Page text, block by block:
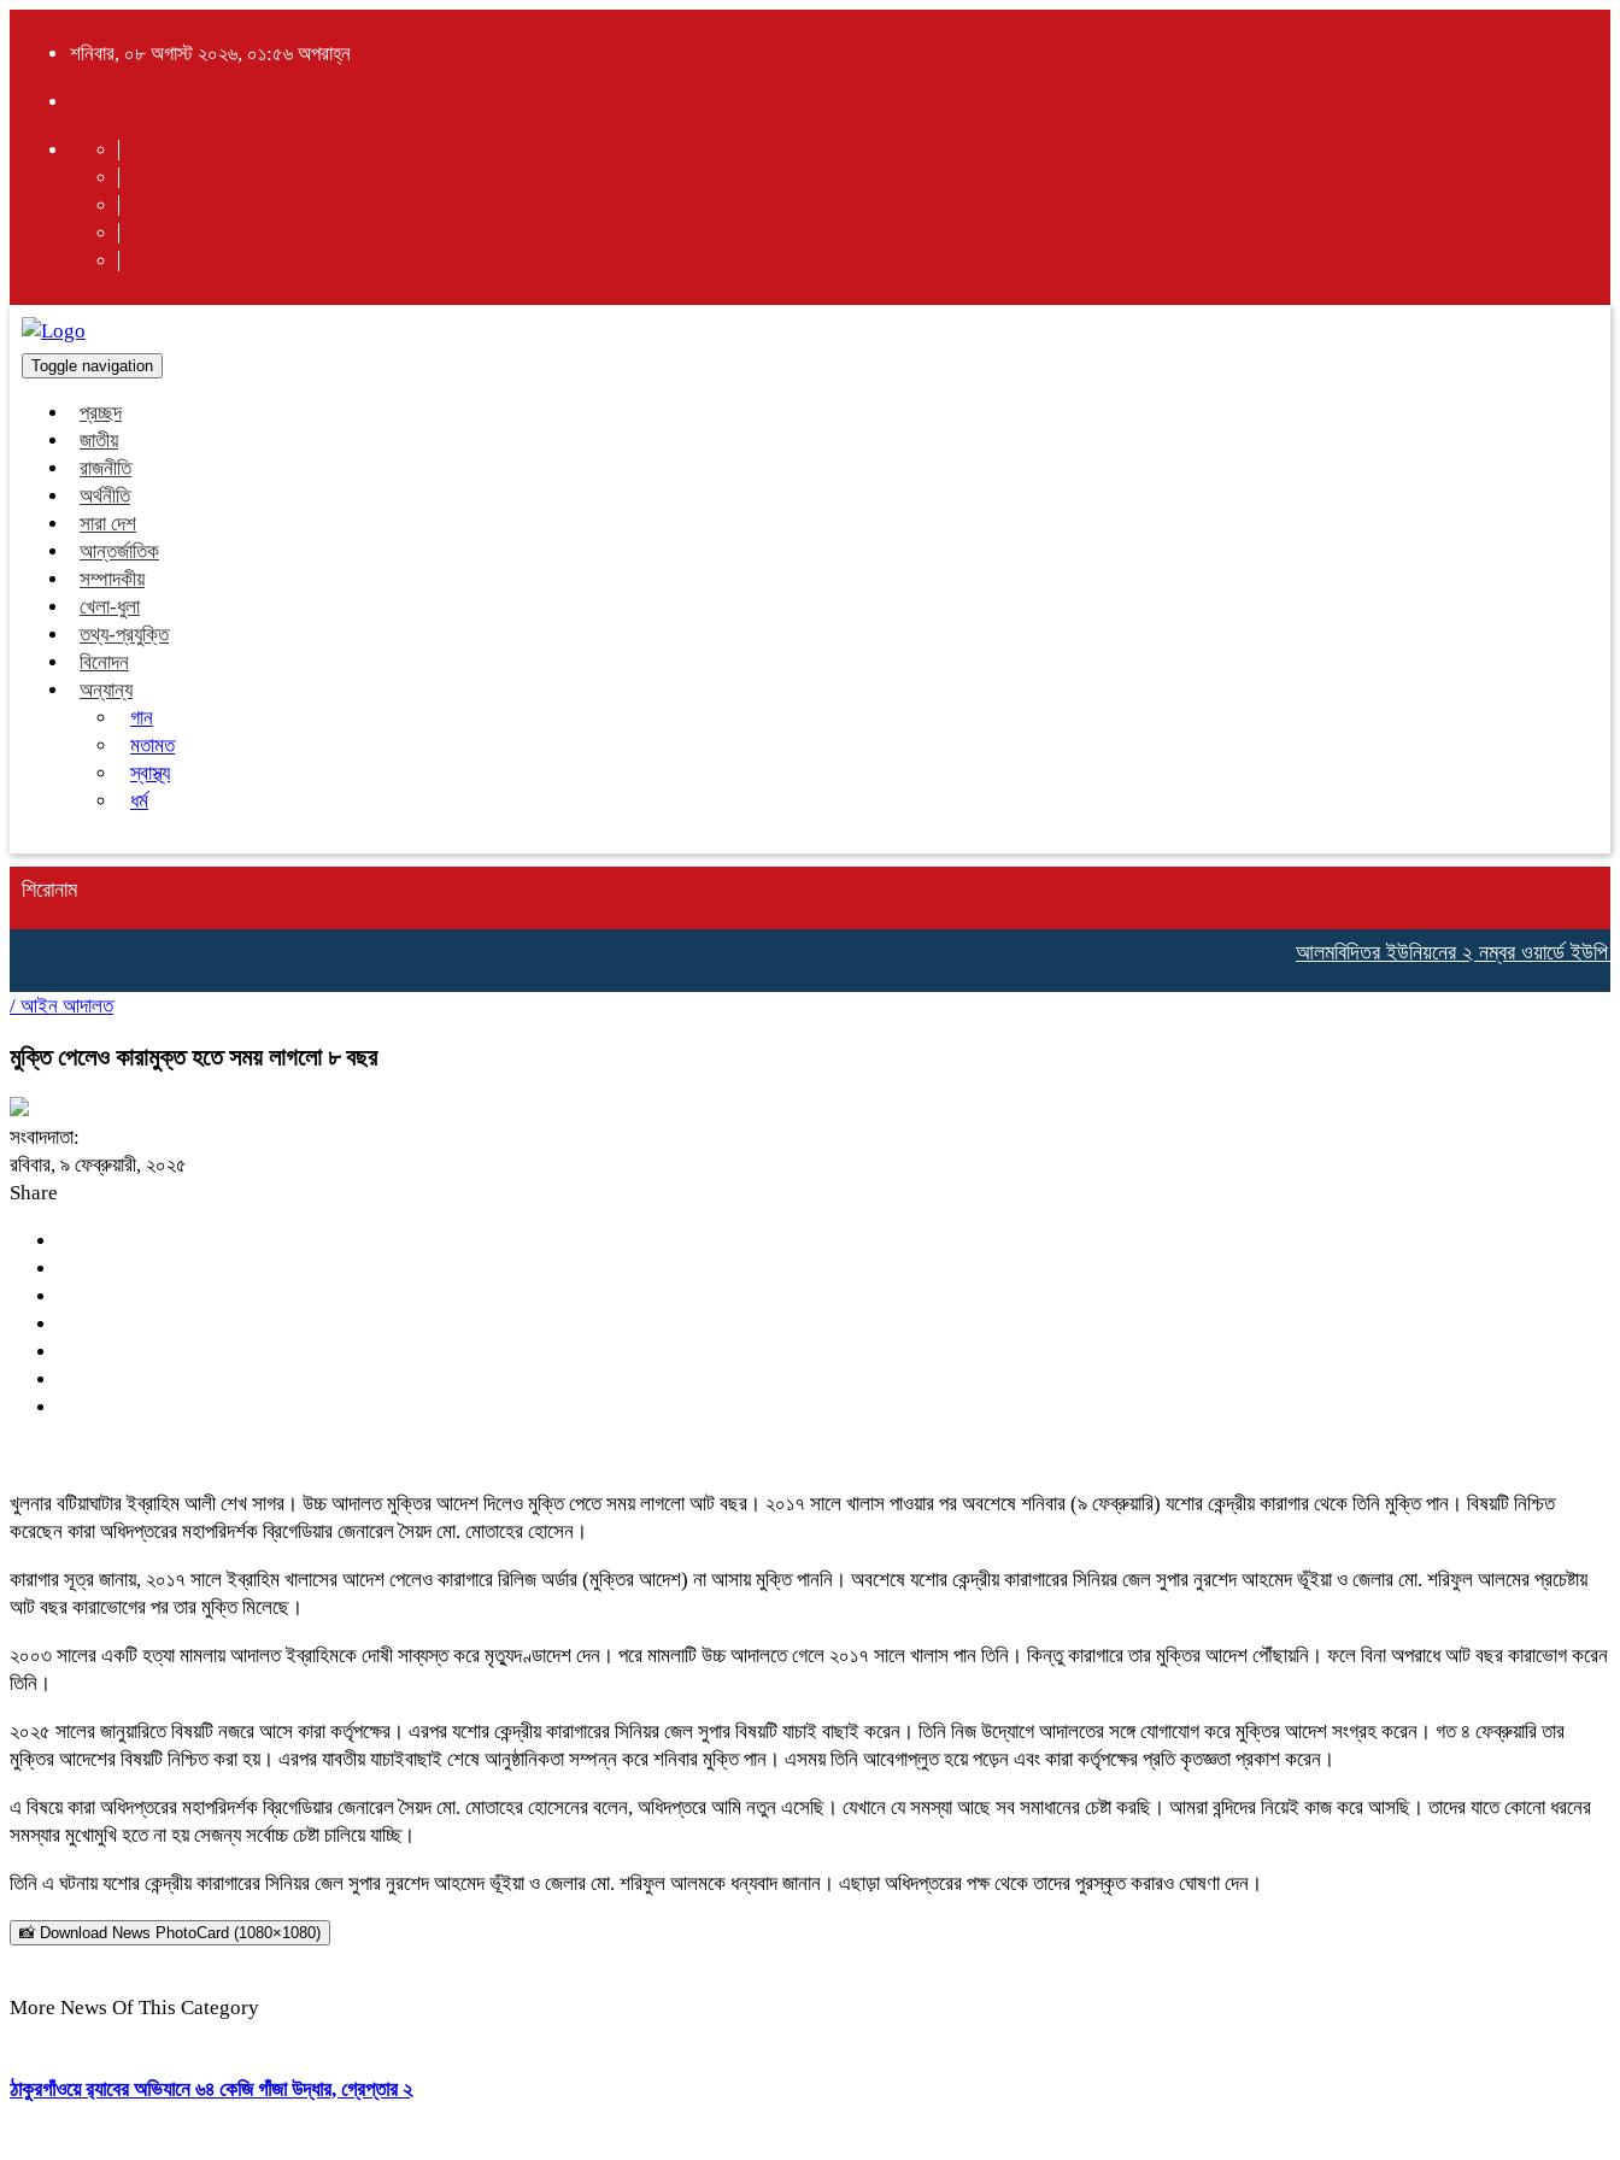
শনিবার, ০৮ অগাস্ট ২০২৬, ০১:৫৬ অপরাহ্ন
Toggle navigation
প্রচ্ছদ
জাতীয়
রাজনীতি
অর্থনীতি
সারা দেশ
আন্তর্জাতিক
সম্পাদকীয়
খেলা-ধুলা
তথ্য-প্রযুক্তি
বিনোদন
অন্যান্য
গান
মতামত
স্বাস্থ্য
ধর্ম
শিরোনাম
আলমবিদিতর ইউনিয়নের ২ নম্বর ওয়ার্ডে ইউপি সদস্য
/ আইন আদালত
মুক্তি পেলেও কারামুক্ত হতে সময় লাগলো ৮ বছর
সংবাদদাতা:
রবিবার, ৯ ফেব্রুয়ারী, ২০২৫
Share
খুলনার বটিয়াঘাটার ইব্রাহিম আলী শেখ সাগর। উচ্চ আদালত মুক্তির আদেশ দিলেও মুক্তি পেতে সময় লাগলো আট বছর। ২০১৭ সালে খালাস পাওয়ার পর অবশেষে শনিবার (৯ ফেব্রুয়ারি) যশোর কেন্দ্রীয় কারাগার থেকে তিনি মুক্তি পান। বিষয়টি নিশ্চিত
করেছেন কারা অধিদপ্তরের মহাপরিদর্শক ব্রিগেডিয়ার জেনারেল সৈয়দ মো. মোতাহের হোসেন।
কারাগার সূত্র জানায়, ২০১৭ সালে ইব্রাহিম খালাসের আদেশ পেলেও কারাগারে রিলিজ অর্ডার (মুক্তির আদেশ) না আসায় মুক্তি পাননি। অবশেষে যশোর কেন্দ্রীয় কারাগারের সিনিয়র জেল সুপার নুরশেদ আহমেদ ভূঁইয়া ও জেলার মো. শরিফুল আলমের প্রচেষ্টায়
আট বছর কারাভোগের পর তার মুক্তি মিলেছে।
২০০৩ সালের একটি হত্যা মামলায় আদালত ইব্রাহিমকে দোষী সাব্যস্ত করে মৃত্যুদণ্ডাদেশ দেন। পরে মামলাটি উচ্চ আদালতে গেলে ২০১৭ সালে খালাস পান তিনি। কিন্তু কারাগারে তার মুক্তির আদেশ পৌঁছায়নি। ফলে বিনা অপরাধে আট বছর কারাভোগ করেন
তিনি।
২০২৫ সালের জানুয়ারিতে বিষয়টি নজরে আসে কারা কর্তৃপক্ষের। এরপর যশোর কেন্দ্রীয় কারাগারের সিনিয়র জেল সুপার বিষয়টি যাচাই বাছাই করেন। তিনি নিজ উদ্যোগে আদালতের সঙ্গে যোগাযোগ করে মুক্তির আদেশ সংগ্রহ করেন। গত ৪ ফেব্রুয়ারি তার
মুক্তির আদেশের বিষয়টি নিশ্চিত করা হয়। এরপর যাবতীয় যাচাইবাছাই শেষে আনুষ্ঠানিকতা সম্পন্ন করে শনিবার মুক্তি পান। এসময় তিনি আবেগাপ্লুত হয়ে পড়েন এবং কারা কর্তৃপক্ষের প্রতি কৃতজ্ঞতা প্রকাশ করেন।
এ বিষয়ে কারা অধিদপ্তরের মহাপরিদর্শক ব্রিগেডিয়ার জেনারেল সৈয়দ মো. মোতাহের হোসেনের বলেন, অধিদপ্তরে আমি নতুন এসেছি। যেখানে যে সমস্যা আছে সব সমাধানের চেষ্টা করছি। আমরা বন্দিদের নিয়েই কাজ করে আসছি। তাদের যাতে কোনো ধরনের
সমস্যার মুখোমুখি হতে না হয় সেজন্য সর্বোচ্চ চেষ্টা চালিয়ে যাচ্ছি।
তিনি এ ঘটনায় যশোর কেন্দ্রীয় কারাগারের সিনিয়র জেল সুপার নুরশেদ আহমেদ ভূঁইয়া ও জেলার মো. শরিফুল আলমকে ধন্যবাদ জানান। এছাড়া অধিদপ্তরের পক্ষ থেকে তাদের পুরস্কৃত করারও ঘোষণা দেন।
📸 Download News PhotoCard (1080×1080)
More News Of This Category
ঠাকুরগাঁওয়ে র‍্যাবের অভিযানে ৬৪ কেজি গাঁজা উদ্ধার, গ্রেপ্তার ২